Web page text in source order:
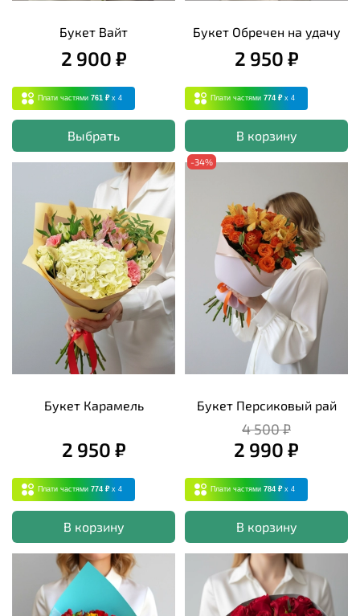
Букет Вайт
2 900 ₽
Плати частями 761 ₽ x 4
Выбрать
Букет Обречен на удачу
2 950 ₽
Плати частями 774 ₽ x 4
В корзину
Букет Карамель
2 950 ₽
Плати частями 774 ₽ x 4
В корзину
-34%
Букет Персиковый рай
4 500 ₽
2 990 ₽
Плати частями 784 ₽ x 4
В корзину